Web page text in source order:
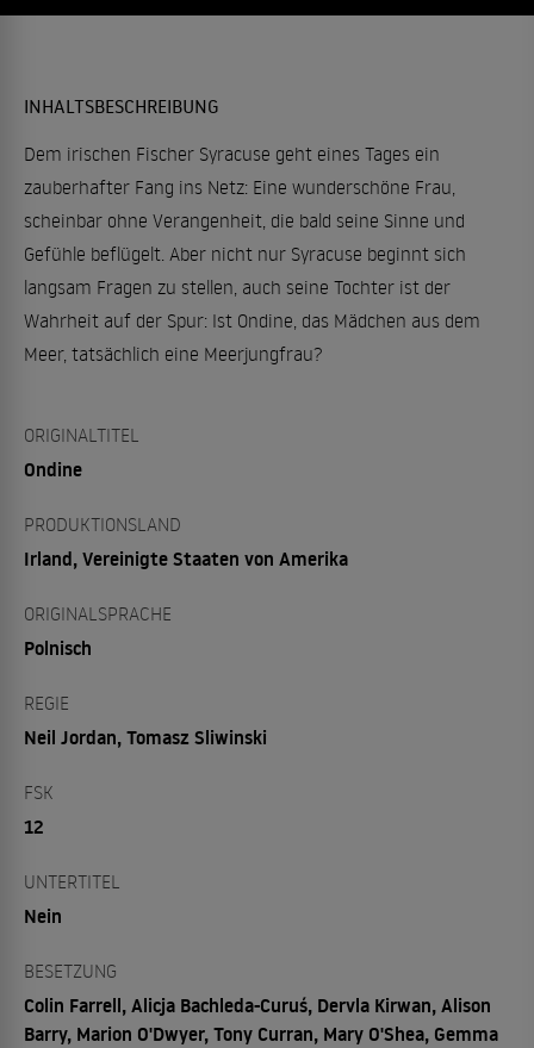
INHALTSBESCHREIBUNG
Dem irischen Fischer Syracuse geht eines Tages ein
zauberhafter Fang ins Netz: Eine wunderschöne Frau,
scheinbar ohne Verangenheit, die bald seine Sinne und
Gefühle beflügelt. Aber nicht nur Syracuse beginnt sich
langsam Fragen zu stellen, auch seine Tochter ist der
Wahrheit auf der Spur: Ist Ondine, das Mädchen aus dem
Meer, tatsächlich eine Meerjungfrau?
ORIGINALTITEL
Ondine
PRODUKTIONSLAND
Irland, Vereinigte Staaten von Amerika
ORIGINALSPRACHE
Polnisch
REGIE
Neil Jordan, Tomasz Sliwinski
FSK
12
UNTERTITEL
Nein
BESETZUNG
Colin Farrell, Alicja Bachleda-Curuś, Dervla Kirwan, Alison
Barry, Marion O'Dwyer, Tony Curran, Mary O'Shea, Gemma